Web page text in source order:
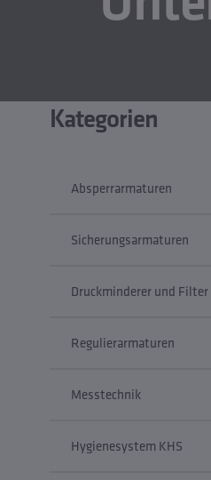
Kategorien
Absperrarmaturen
Sicherungsarmaturen
Druckminderer und Filter
Regulierarmaturen
Messtechnik
Hygienesystem KHS